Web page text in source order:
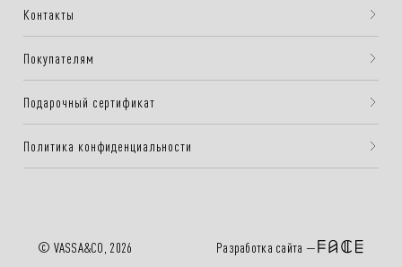
Контакты
Покупателям
Подарочный сертификат
Политика конфиденциальности
© VASSA&CO, 2026 Разработка сайта —